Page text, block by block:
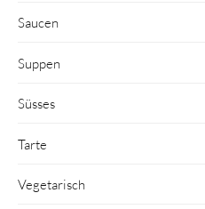
Saucen
Suppen
Süsses
Tarte
Vegetarisch